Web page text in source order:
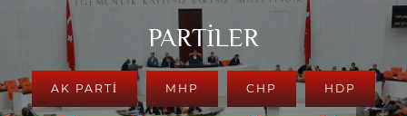
PARTİLER
AK PARTI MHP CHP HDP